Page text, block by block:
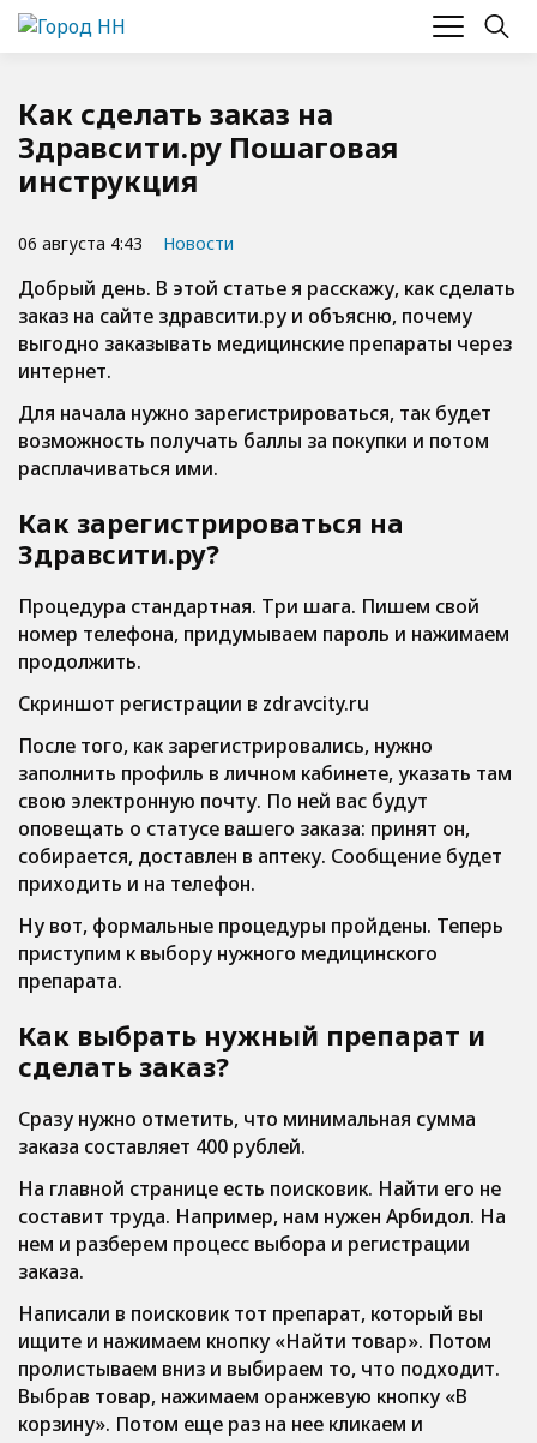
Как сделать заказ на
Здравсити.ру Пошаговая
инструкция
06 августа 4:43 Новости
Добрый день. В этой статье я расскажу, как сделать
заказ на сайте здравсити.ру и объясню, почему
выгодно заказывать медицинские препараты через
интернет.
Для начала нужно зарегистрироваться, так будет
возможность получать баллы за покупки и потом
расплачиваться ими.
Как зарегистрироваться на
Здравсити.ру?
Процедура стандартная. Три шага. Пишем свой
номер телефона, придумываем пароль и нажимаем
продолжить.
Скриншот регистрации в zdravcity.ru
После того, как зарегистрировались, нужно
заполнить профиль в личном кабинете, указать там
свою электронную почту. По ней вас будут
оповещать о статусе вашего заказа: принят он,
собирается, доставлен в аптеку. Сообщение будет
приходить и на телефон.
Ну вот, формальные процедуры пройдены. Теперь
приступим к выбору нужного медицинского
препарата.
Как выбрать нужный препарат и
сделать заказ?
Сразу нужно отметить, что минимальная сумма
заказа составляет 400 рублей.
На главной странице есть поисковик. Найти его не
составит труда. Например, нам нужен Арбидол. На
нем и разберем процесс выбора и регистрации
заказа.
Написали в поисковик тот препарат, который вы
ищите и нажимаем кнопку «Найти товар». Потом
пролистываем вниз и выбираем то, что подходит.
Выбрав товар, нажимаем оранжевую кнопку «В
корзину». Потом еще раз на нее кликаем и